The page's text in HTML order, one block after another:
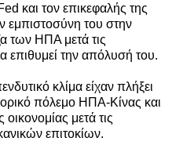
και τον επικεφαλής της
εμπιστοσύνη του στην
των ΗΠΑ μετά τις
επιθυμεί την απόλυσή του.
κλίμα είχαν πλήξει
πόλεμο ΗΠΑ-Κίνας και
οικονομίας μετά τις
επιτοκίων.